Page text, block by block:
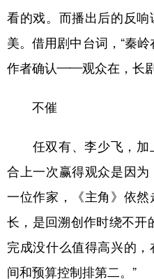
看的戏。而播出后的反
美。借用剧中台词，“秦
作者确认——观众在，长剧
不催
任双有、李少飞，加
合上一次赢得观众是因为
一位作家，《主角》依
长，是回溯创作时绕不开
完成没什么值得高兴的
间和预算控制排第二。”